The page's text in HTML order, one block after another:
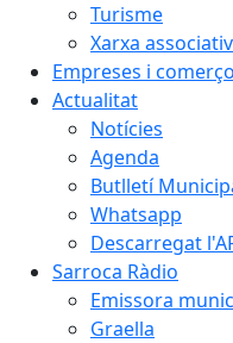
Turisme
Xarxa
Empreses i
Actualitat
Notícies
Agenda
Butlletí
Whatsapp
Descarregat
Sarroca Ràdio
Emissora
Graella